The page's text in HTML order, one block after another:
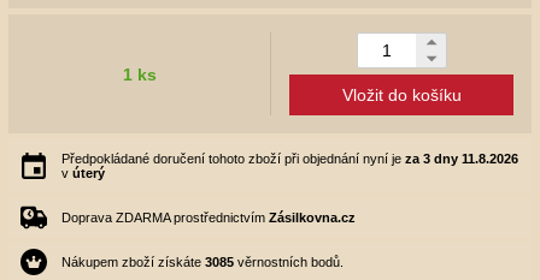
1 ks
Vložit do košíku
Předpokládané doručení tohoto zboží při objednání nyní je za 3 dny 11.8.2026
v úterý
Doprava ZDARMA prostřednictvím Zásilkovna.cz
Nákupem zboží získáte 3085 věrnostních bodů.